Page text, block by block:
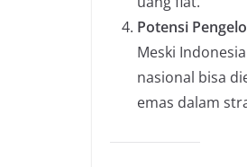
Potensi
Meski
nasional bisa
emas dalam